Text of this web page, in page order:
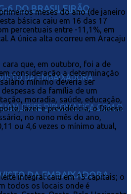
6 DO BRASILEIRÃO
DA EMBAIXADORA
meses do ano (de janeiro
básica caiu em 16 das 17
percentuais entre -11,1%, em
A única alta ocorreu em Aracaju
cara que, em outubro, foi a de
consideração a determinação
mínimo deveria ser
da família de um
moradia, saúde, educação,
lazer e previdência, o Dieese
no nono mês do ano,
ou 4,6 vezes o mínimo atual,
integral caiu em 15 capitais; o
todos os locais onde é